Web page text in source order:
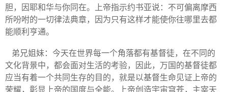
胆，因耶和华与你同在。上帝指示约书亚说：不可偏离摩西
所吩咐的一切律法典章，因为只有这样才能使你往哪里去都
能顺利亨通。
弟兄姐妹：今天在世界每一个角落都有基督徒，在不同的
文化背景中，都会面对生活的考验，因此，万国的基督徒都
应当有着一个共同生存的目的，就是以基督生命见证上帝的
荣耀，彰显上帝的国度与全能。上帝创造宇宙穹苍，主宰天